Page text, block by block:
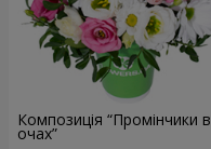
Композиція “Промінчики в
очах”